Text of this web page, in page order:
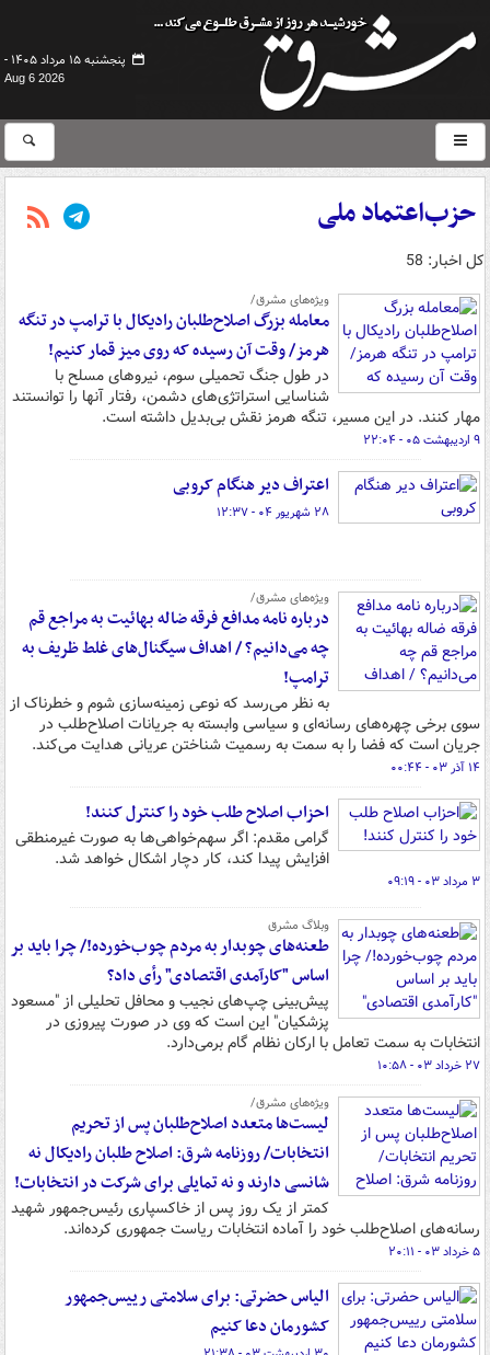
پنجشنبه ۱۵ مرداد ۱۴۰۵ -
Aug 6 2026
حزب‌اعتماد ملی
کل اخبار: 58
ویژه‌های مشرق/
معامله بزرگ اصلاح‌طلبان رادیکال با ترامپ در تنگه
هرمز/ وقت آن رسیده که روی میز قمار کنیم!
در طول جنگ تحمیلی سوم، نیروهای مسلح با
شناسایی استراتژی‌های دشمن، رفتار آنها را توانستند
مهار کنند. در این مسیر، تنگه هرمز نقش بی‌بدیل داشته است.
۹ اردیبهشت ۰۵ - ۲۲:۰۴
اعتراف دیر هنگام کروبی
۲۸ شهریور ۰۴ - ۱۲:۳۷
ویژه‌های مشرق/
درباره نامه مدافع فرقه ضاله بهائیت به مراجع قم
چه می‌دانیم؟ / اهداف سیگنال‌های غلط ظریف به
ترامپ!
به نظر می‌رسد که نوعی زمینه‌سازی شوم و خطرناک از
سوی برخی چهره‌های رسانه‌ای و سیاسی وابسته به جریانات اصلاح‌طلب در
جریان است که فضا را به سمت به رسمیت شناختن عریانی هدایت می‌کند.
۱۴ آذر ۰۳ - ۰۰:۴۴
احزاب اصلاح طلب خود را کنترل کنند!
گرامی مقدم: اگر سهم‌خواهی‌ها به صورت غیرمنطقی
افزایش پیدا کند، کار دچار اشکال خواهد شد.
۳ مرداد ۰۳ - ۰۹:۱۹
وبلاگ مشرق
طعنه‌های چوبدار به مردم چوب‌خورده!/ چرا باید بر
اساس "کارآمدی اقتصادی" رأی داد؟
پیش‌بینی چپ‌های نجیب و محافل تحلیلی از "مسعود
پزشکیان" این است که وی در صورت پیروزی در
انتخابات به سمت تعامل با ارکان نظام گام برمی‌دارد.
۲۷ خرداد ۰۳ - ۱۰:۵۸
ویژه‌های مشرق/
لیست‌ها متعدد اصلاح‌طلبان پس از تحریم
انتخابات/ روزنامه شرق: اصلاح طلبان رادیکال نه
شانسی دارند و نه تمایلی برای شرکت در انتخابات!
کمتر از یک روز پس از خاکسپاری رئیس‌جمهور شهید
رسانه‌های اصلاح‌طلب خود را آماده انتخابات ریاست جمهوری کرده‌اند.
۵ خرداد ۰۳ - ۲۰:۱۱
الیاس حضرتی: برای سلامتی رییس‌جمهور
کشورمان دعا کنیم